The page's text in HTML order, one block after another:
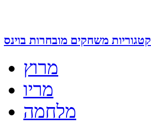
קטגוריות משחקים מובחרות בוינס
מרוץ
מריו
מלחמה